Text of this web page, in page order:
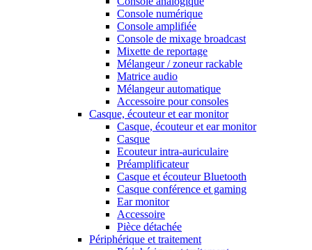
Console numérique
Console amplifiée
Console de mixage broadcast
Mixette de reportage
Mélangeur / zoneur rackable
Matrice audio
Mélangeur automatique
Accessoire pour consoles
Casque, écouteur et ear monitor
Casque, écouteur et ear monitor
Casque
Ecouteur intra-auriculaire
Préamplificateur
Casque et écouteur Bluetooth
Casque conférence et gaming
Ear monitor
Accessoire
Pièce détachée
Périphérique et traitement